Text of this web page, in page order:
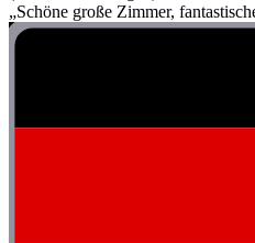
„Schöne große Zimmer,